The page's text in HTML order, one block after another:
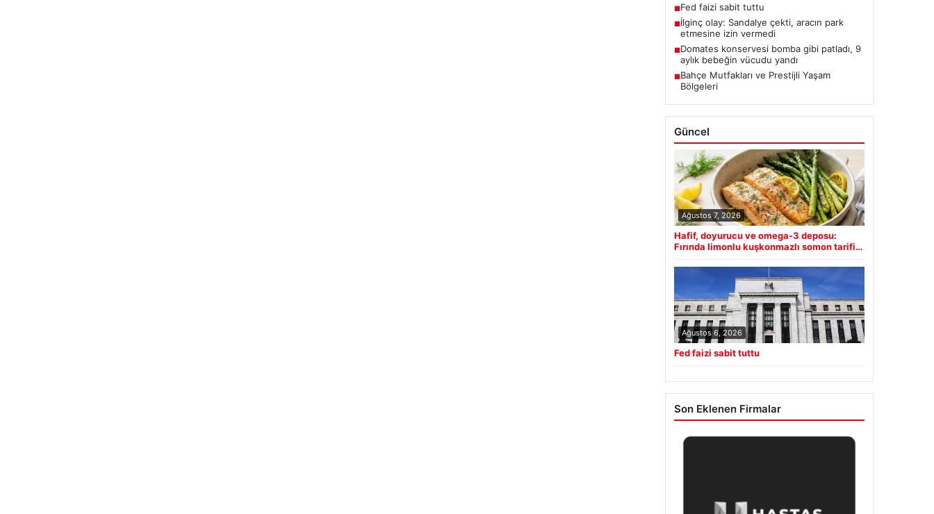
■Fed faizi sabit tuttu
■İlginç olay: Sandalye çekti, aracın park
etmesine izin vermedi
■Domates konservesi bomba gibi patladı, 9
aylık bebeğin vücudu yandı
■Bahçe Mutfakları ve Prestijli Yaşam
Bölgeleri
Güncel
Ağustos 7, 2026
Hafif, doyurucu ve omega-3 deposu:
Fırında limonlu kuşkonmazlı somon tarifi…
Ağustos 6, 2026
Fed faizi sabit tuttu
Son Eklenen Firmalar